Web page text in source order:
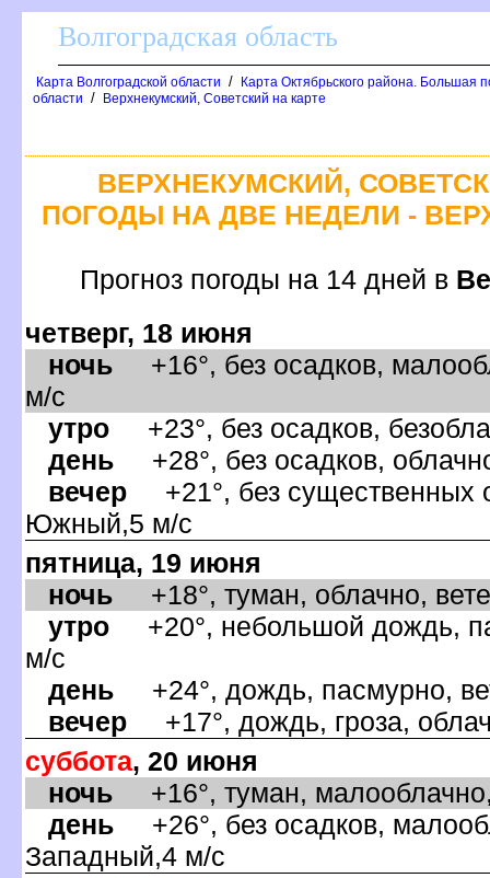
олгоградская область
Карта Волгоградской области /
Карта Октябрьского района. Большая
области / ерхнекумский, Советский на карте
ЕРХНЕКУМСКИЙ,
ПОГОДЫ НА ДВЕ НЕДЕЛИ -
Прогноз погоды на 14 дней
четверг, 18 июня
ночь +16°, без осадков,
м/с
утро +23°, без осадков,
день +28°, без осадков,
ечер +21°, без существенных
Южный,5 м/с
пятница, 19 июня
ночь +18°, туман, облачно,
утро +20°, небольшой дождь,
м/с
день +24°, дождь, пасмурно,
ечер +17°, дождь, гроза,
суббота, 20 июня
ночь +16°, туман,
день +26°, без осадков,
Западный,4 м/с